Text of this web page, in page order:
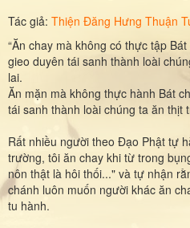
Tác giả: Thiện Đăng Hưng Thuận
“Ăn chay mà không có thực tập
gieo duyên tái sanh thành loài
lai.
Ăn mặn mà không thực hành Bát
tái sanh thành loài chúng ta ăn thịt
Rất nhiều người theo Đạo Phật tự
trường, tôi ăn chay khi từ trong
nôn thật là hôi thối..." và tự nhận
chánh luôn muốn người khác ăn
tu hành.